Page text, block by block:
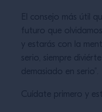
El consejo más útil
futuro que
y estarás con la
serio, siempre
demasiado en serio”.
Cuídate primero y